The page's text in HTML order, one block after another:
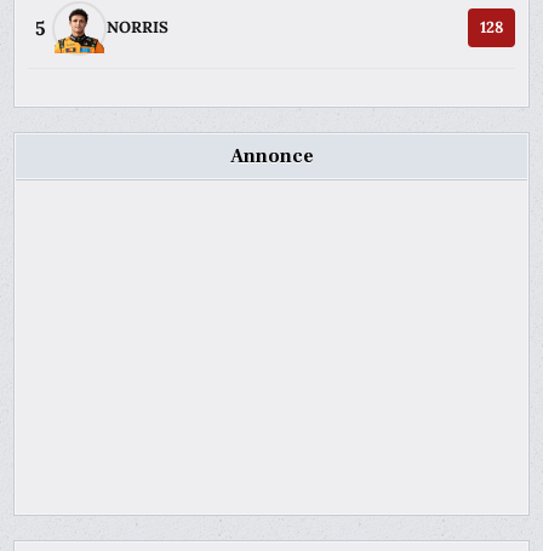
5 NORRIS 128
Annonce